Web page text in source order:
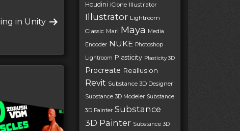
in Unity
Houdini IClone Illustrator
Illustrator Lightroom
Classic Mari Maya
Media
Encoder NUKE Photoshop
Lightroom Plasticity Plasticity 3D
Procreate Reallusion
Revit Substance 3D Designer
Substance 3D Modeler Substance
3D Painter Substance
3D Painter Substance 3D